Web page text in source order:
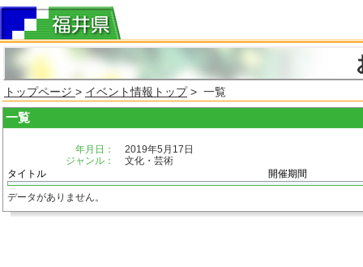
トップページ > イベント情報トップ> 一覧
一覧
年月日：
2019年5月17日
ジャンル：
文化・芸術
タイトル
開催期間
データがありません。